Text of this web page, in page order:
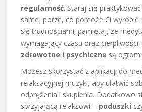
regularność. Staraj się
samej porze, co pomoże Ci wyrobić
się trudnościami; pamiętaj, że
wymagający czasu oraz
zdrowotne i psychiczne są
Możesz skorzystać z aplikacji do
relaksacyjnej muzyki, aby ułatwić
odprężenia i skupienia. Dodatkowo
sprzyjającą relaksowi – poduszki